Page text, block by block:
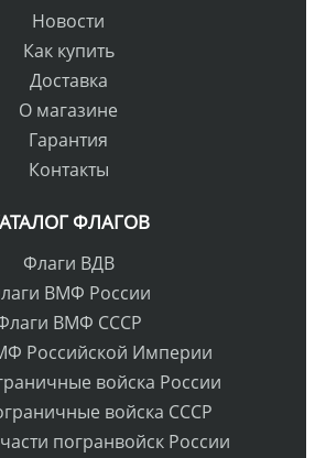
Новости
Как купить
Доставка
О магазине
Гарантия
Контакты
ФЛАГОВ
Флаги ВДВ
ВМФ России
ВМФ СССР
Российской Империи
войска России
войска СССР
погранвойск России